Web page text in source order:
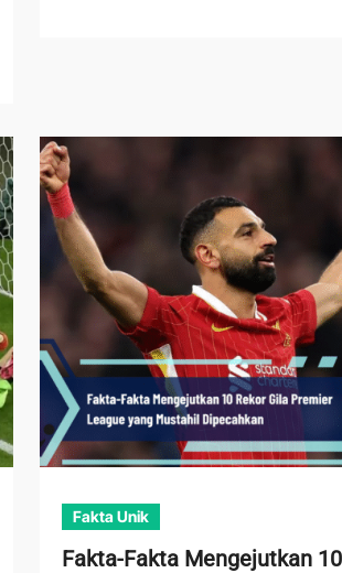
Fakta Unik
Fakta-Fakta Mengejutkan